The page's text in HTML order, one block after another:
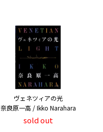
ヴェネツィアの光
奈良原一高 / Ikko Narahara
sold out